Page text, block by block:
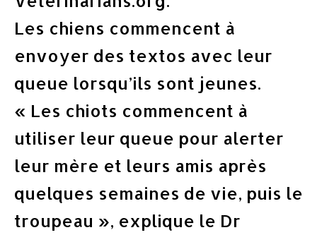
Les chiens commencent à
envoyer des textos avec leur
queue lorsqu’ils sont jeunes.
« Les chiots commencent à
utiliser leur queue pour alerter
leur mère et leurs amis après
quelques semaines de vie, puis le
troupeau », explique le Dr